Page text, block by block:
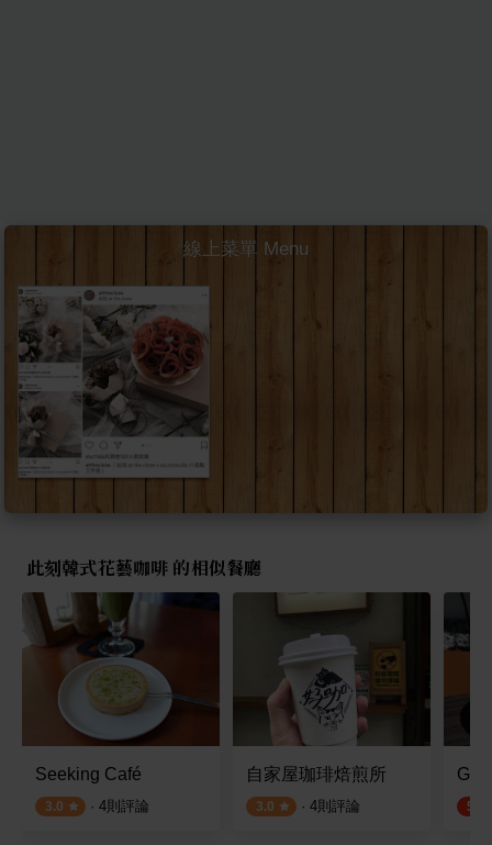
線上菜單 Menu
此刻韓式花藝咖啡 的相似餐廳
Seeking Café
3.0 · 4則評論
自家屋珈琲焙煎所
3.0 · 4則評論
Gu
5.0